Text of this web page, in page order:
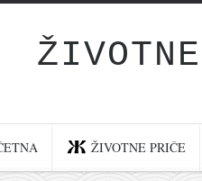
ŽIVOTNE PRIČE